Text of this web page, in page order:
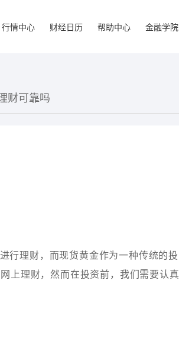
行情中心 财经日历 帮助中心 金融学院
财可靠吗
行理财，而现货黄金作为一种传统的投
上理财，然而在投资前，我们需要认真